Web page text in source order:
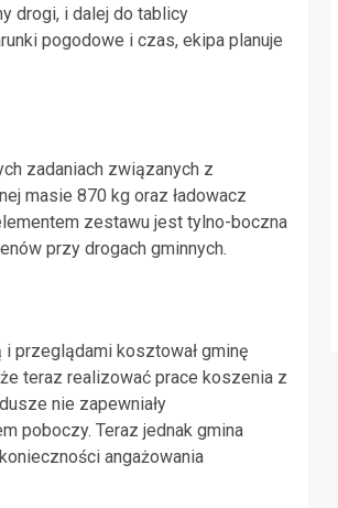
drogi, i dalej do tablicy
pogodowe i czas, ekipa planuje
zadaniach związanych z
masie 870 kg oraz ładowacz
zestawu jest tylno-boczna
przy drogach gminnych.
przeglądami kosztował gminę
teraz realizować prace koszenia z
nie zapewniały
poboczy. Teraz jednak gmina
angażowania